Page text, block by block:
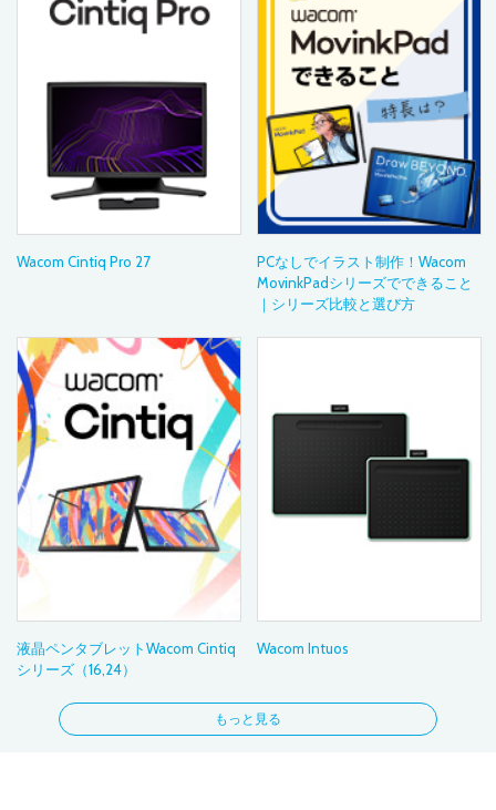
Wacom Cintiq Pro 27
PCなしでイラスト制作！Wacom
MovinkPadシリーズでできること
｜シリーズ比較と選び方
液晶ペンタブレットWacom Cintiq
シリーズ（16,24）
Wacom Intuos
もっと見る